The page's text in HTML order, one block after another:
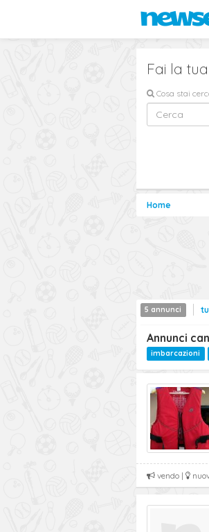
Fai la
Cosa stai
Home
5 annunci
Annunci
imbarcazioni
vendo |